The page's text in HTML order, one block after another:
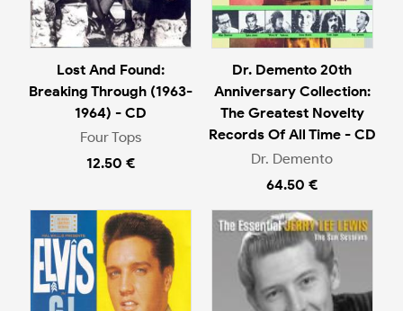
Lost And Found:
Breaking Through (1963-
1964) - CD
Four Tops
12.50 €
Dr. Demento 20th
Anniversary Collection:
The Greatest Novelty
Records Of All Time - CD
Dr. Demento
64.50 €